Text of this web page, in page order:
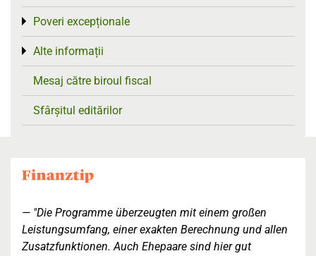
Poveri excepționale
Toggle menu
Alte informații
Toggle menu
Mesaj către biroul fiscal
Sfârșitul editărilor
"Die Programme überzeugten mit einem großen
Leistungsumfang, einer exakten Berechnung und allen
Zusatzfunktionen. Auch Ehepaare sind hier gut